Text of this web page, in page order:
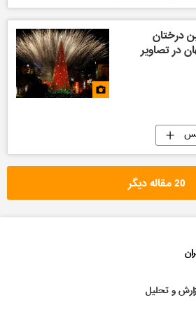
درختان
20 مقاله دیگر
و تحلیل